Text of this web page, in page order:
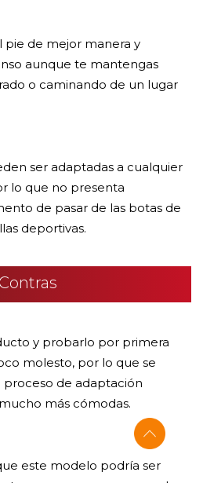
pie de mejor manera y
aunque te mantengas
o caminando de un lugar
ser adaptadas a cualquier
lo que no presenta
de pasar de las botas de
deportivas.
Contras
y probarlo por primera
molesto, por lo que se
de adaptación
más cómodas.
este modelo podría ser